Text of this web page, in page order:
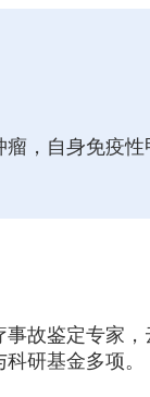
，自身免疫
故鉴定专家，
研基金多项。